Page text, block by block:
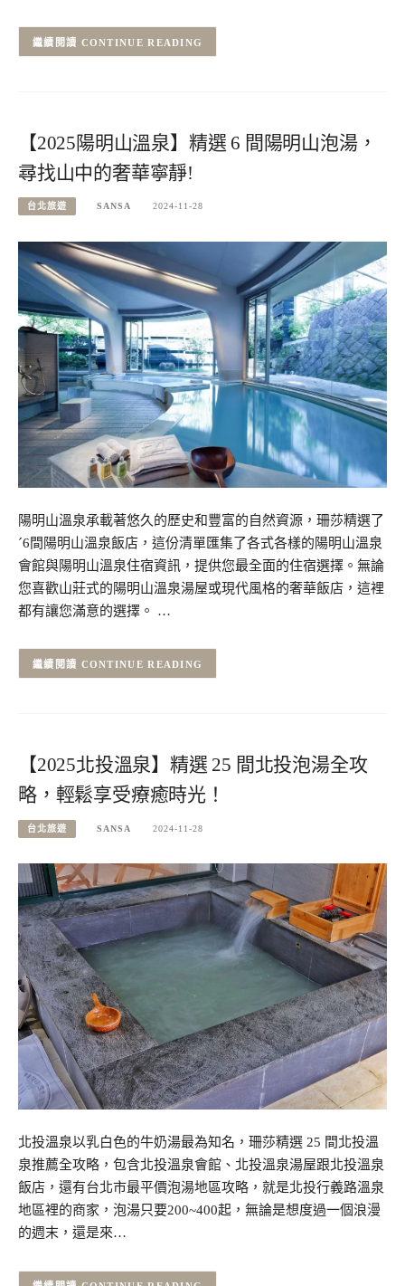
CONTINUE READING
【2025陽明山溫泉】精選 6 間陽明山泡湯，
尋找山中的奢華寧靜!
台北旅遊 SANSA 2024-11-28
陽明山溫泉承載著悠久的歷史和豐富的自然資源，珊莎精選了
ˊ6間陽明山溫泉飯店，這份清單匯集了各式各樣的陽明山溫泉
會館與陽明山溫泉住宿資訊，提供您最全面的住宿選擇。無論
您喜歡山莊式的陽明山溫泉湯屋或現代風格的奢華飯店，這裡
都有讓您滿意的選擇。 …
CONTINUE READING
【2025北投溫泉】精選 25 間北投泡湯全攻
略，輕鬆享受療癒時光！
台北旅遊 SANSA 2024-11-28
北投溫泉以乳白色的牛奶湯最為知名，珊莎精選 25 間北投溫
泉推薦全攻略，包含北投溫泉會館、北投溫泉湯屋跟北投溫泉
飯店，還有台北市最平價泡湯地區攻略，就是北投行義路溫泉
地區裡的商家，泡湯只要200~400起，無論是想度過一個浪漫
的週末，還是來…